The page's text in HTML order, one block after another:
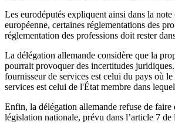
Les eurodéputés expliquent ainsi dans la
européenne, certaines réglementations des
réglementation des professions doit rester
La délégation allemande considère que la
pourrait provoquer des incertitudes
fournisseur de services est celui du pays où
services est celui de l'État membre dans
Enfin, la délégation allemande refuse de
législation nationale, prévu dans l’article 7